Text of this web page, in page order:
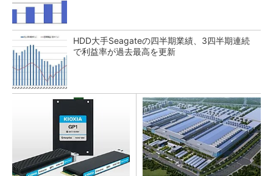
HDD大手Seagateの四半期業績、3四半期連続
で利益率が過去最高を更新